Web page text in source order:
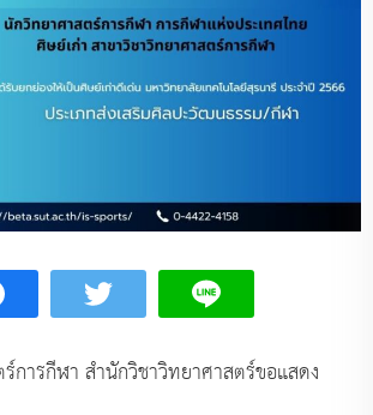
การกีฬา สำนักวิชาวิทยาศาสตร์ขอแสดง